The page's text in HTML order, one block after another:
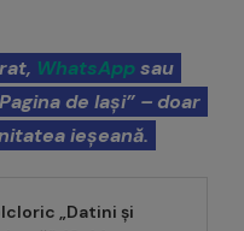
WhatsAppsau
de Iași” – doar
ieșeană.
„Datini și